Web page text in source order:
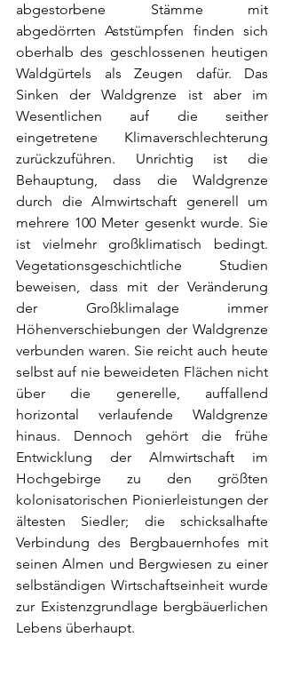
abgestorbene Stämme mit
abgedörrten Aststümpfen finden sich
oberhalb des geschlossenen heutigen
Waldgürtels als Zeugen dafür. Das
Sinken der Waldgrenze ist aber im
Wesentlichen auf die seither
eingetretene Klimaverschlechterung
zurückzuführen. Unrichtig ist die
Behauptung, dass die Waldgrenze
durch die Almwirtschaft generell um
mehrere 100 Meter gesenkt wurde. Sie
ist vielmehr großklimatisch bedingt.
Vegetationsgeschichtliche Studien
beweisen, dass mit der Veränderung
der Großklimalage immer
Höhenverschiebungen der Waldgrenze
verbunden waren. Sie reicht auch heute
selbst auf nie beweideten Flächen nicht
über die generelle, auffallend
horizontal verlaufende Waldgrenze
hinaus. Dennoch gehört die frühe
Entwicklung der Almwirtschaft im
Hochgebirge zu den größten
kolonisatorischen Pionierleistungen der
ältesten Siedler; die schicksalhafte
Verbindung des Bergbauernhofes mit
seinen Almen und Bergwiesen zu einer
selbständigen Wirtschaftseinheit wurde
zur Existenzgrundlage bergbäuerlichen
Lebens überhaupt.